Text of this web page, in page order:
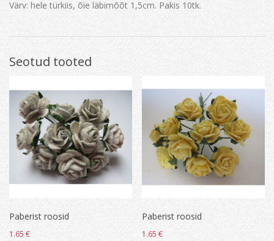
Värv: hele türkiis, õie läbimõõt 1,5cm. Pakis 10tk.
Seotud tooted
Paberist roosid
1.65 €
Paberist roosid
1.65€